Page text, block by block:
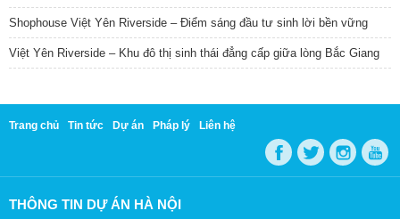
Shophouse Việt Yên Riverside – Điểm sáng đầu tư sinh lời bền vững
Việt Yên Riverside – Khu đô thị sinh thái đẳng cấp giữa lòng Bắc Giang
Trang chủ Tin tức Dự án Pháp lý Liên hệ
THÔNG TIN DỰ ÁN HÀ NỘI